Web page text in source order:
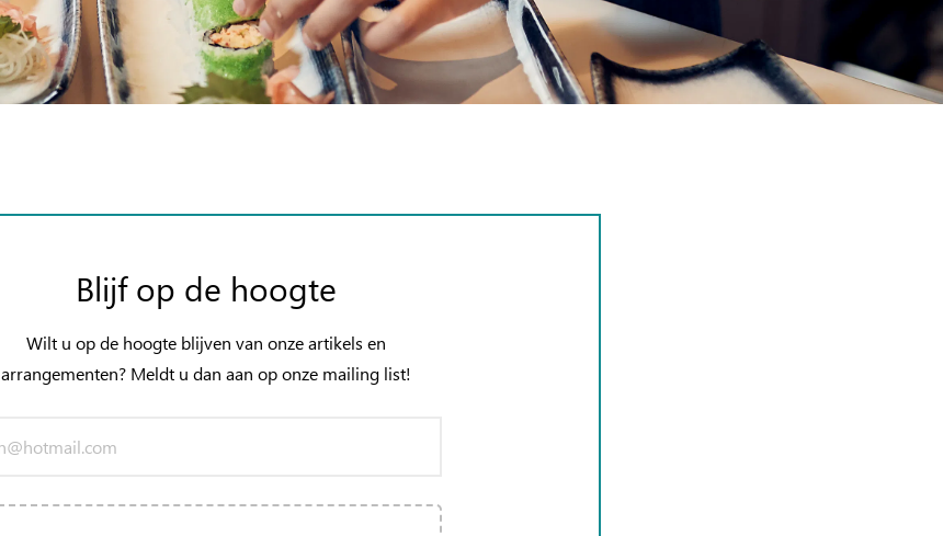
Blijf op de hoogte
Wilt u op de hoogte blijven van onze artikels en
arrangementen? Meldt u dan aan op onze mailing list!